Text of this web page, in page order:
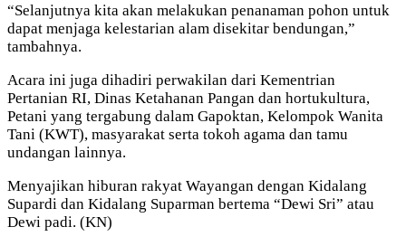
“Selanjutnya kita akan melakukan penanaman pohon untuk
dapat menjaga kelestarian alam disekitar bendungan,”
tambahnya.
Acara ini juga dihadiri perwakilan dari Kementrian
Pertanian RI, Dinas Ketahanan Pangan dan hortukultura,
Petani yang tergabung dalam Gapoktan, Kelompok Wanita
Tani (KWT), masyarakat serta tokoh agama dan tamu
undangan lainnya.
Menyajikan hiburan rakyat Wayangan dengan Kidalang
Supardi dan Kidalang Suparman bertema “Dewi Sri” atau
Dewi padi. (KN)